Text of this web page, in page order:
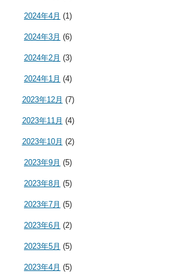
2024年4月 (1)
2024年3月 (6)
2024年2月 (3)
2024年1月 (4)
2023年12月 (7)
2023年11月 (4)
2023年10月 (2)
2023年9月 (5)
2023年8月 (5)
2023年7月 (5)
2023年6月 (2)
2023年5月 (5)
2023年4月 (5)